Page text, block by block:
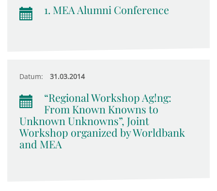
1. MEA Alumni Conference
Datum: 31.03.2014
“Regional Workshop Ag!ng:
From Known Knowns to
Unknown Unknowns”, Joint
Workshop organized by Worldbank
and MEA